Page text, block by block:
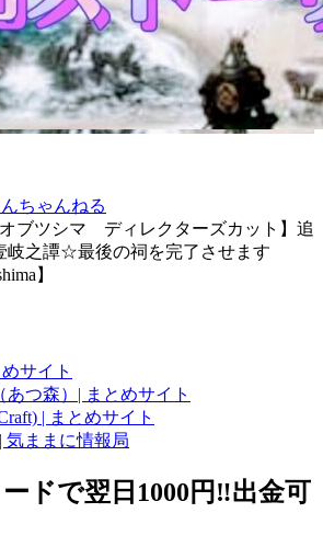
んちゃんねる
ブツシマ ディレクターズカット】追
岐之譚☆最後の祠を完了させます
】
サイト
あつ森）| まとめサイト
| まとめサイト
気ままに情報局
ドで翌日1000円‼️出金可